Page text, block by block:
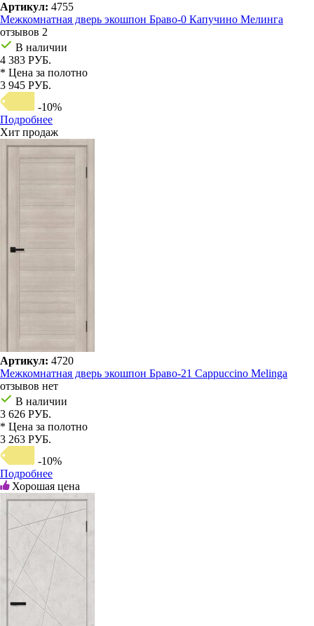
Артикул: 4755
Межкомнатная дверь экошпон Браво-0 Капучино Мелинга
отзывов 2
В наличии
4 383 РУБ.
* Цена за полотно
3 945 РУБ.
-10%
Подробнее
Хит продаж
Артикул: 4720
Межкомнатная дверь экошпон Браво-21 Cappuccino Melinga
отзывов нет
В наличии
3 626 РУБ.
* Цена за полотно
3 263 РУБ.
-10%
Подробнее
Хорошая цена